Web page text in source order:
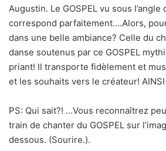
Augustin. Le GOSPEL vu sous
correspond parfaitement….Alors,
dans une belle ambiance? Celle du
danse soutenus par ce GOSPEL
priant! Il transporte fidèlement et
et les souhaits vers le créateur!
PS: Qui sait?! …Vous reconnaîtrez
train de chanter du GOSPEL sur
dessous. (Sourire.).